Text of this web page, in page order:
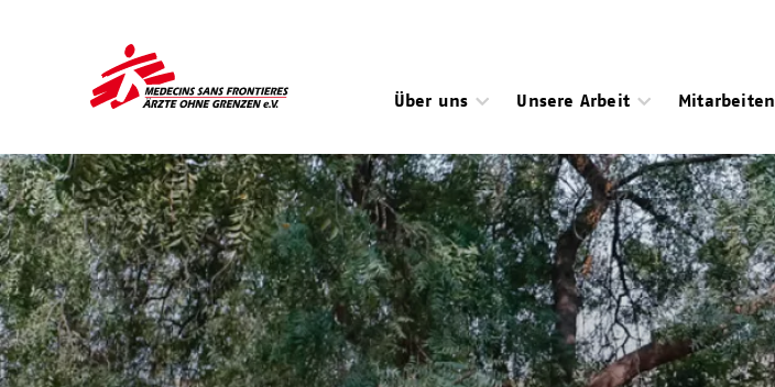
Über uns
Unsere Arbeit Mitarbeiten